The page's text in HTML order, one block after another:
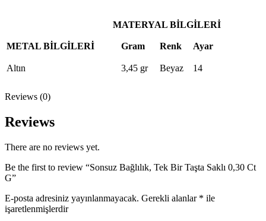
MATERYAL BİLGİLERİ
METAL BİLGİLERİ Gram Renk Ayar
Altın 3,45 gr Beyaz 14
Reviews (0)
Reviews
There are no reviews yet.
Be the first to review “Sonsuz Bağlılık, Tek Bir Taşta Saklı 0,30 Ct
G”
E-posta adresiniz yayınlanmayacak. Gerekli alanlar * ile
işaretlenmişlerdir